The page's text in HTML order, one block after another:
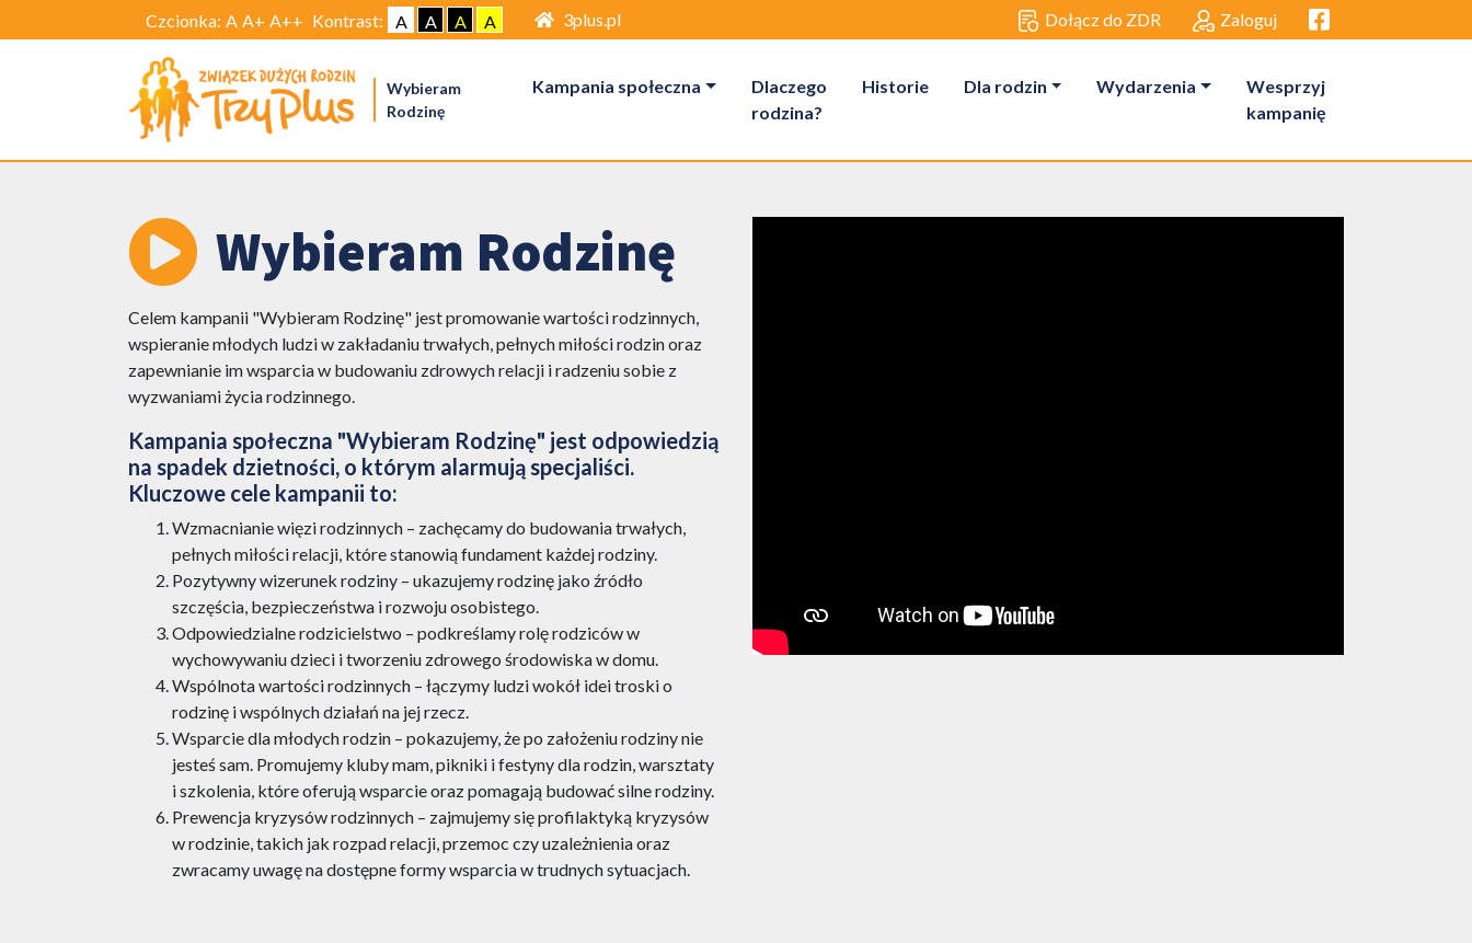
Czcionka: A A+ A++ Kontrast: A A A A 3plus.pl Dołącz do ZDR Zaloguj Facebook link
Wybieram
Rodzinę
Kampania społeczna
Dlaczego
rodzina?
Historie Dla rodzin Wydarzenia
Wesprzyj
kampanię
Wybieram Rodzinę
Celem kampanii "Wybieram Rodzinę" jest promowanie wartości rodzinnych,
wspieranie młodych ludzi w zakładaniu trwałych, pełnych miłości rodzin oraz
zapewnianie im wsparcia w budowaniu zdrowych relacji i radzeniu sobie z
wyzwaniami życia rodzinnego.
Kampania społeczna "Wybieram Rodzinę" jest odpowiedzią
na spadek dzietności, o którym alarmują specjaliści.
Kluczowe cele kampanii to:
Wzmacnianie więzi rodzinnych – zachęcamy do budowania trwałych,
pełnych miłości relacji, które stanowią fundament każdej rodziny.
Pozytywny wizerunek rodziny – ukazujemy rodzinę jako źródło
szczęścia, bezpieczeństwa i rozwoju osobistego.
Odpowiedzialne rodzicielstwo – podkreślamy rolę rodziców w
wychowywaniu dzieci i tworzeniu zdrowego środowiska w domu.
Wspólnota wartości rodzinnych – łączymy ludzi wokół idei troski o
rodzinę i wspólnych działań na jej rzecz.
Wsparcie dla młodych rodzin – pokazujemy, że po założeniu rodziny nie
jesteś sam. Promujemy kluby mam, pikniki i festyny dla rodzin, warsztaty
i szkolenia, które oferują wsparcie oraz pomagają budować silne rodziny.
Prewencja kryzysów rodzinnych – zajmujemy się profilaktyką kryzysów
w rodzinie, takich jak rozpad relacji, przemoc czy uzależnienia oraz
zwracamy uwagę na dostępne formy wsparcia w trudnych sytuacjach.